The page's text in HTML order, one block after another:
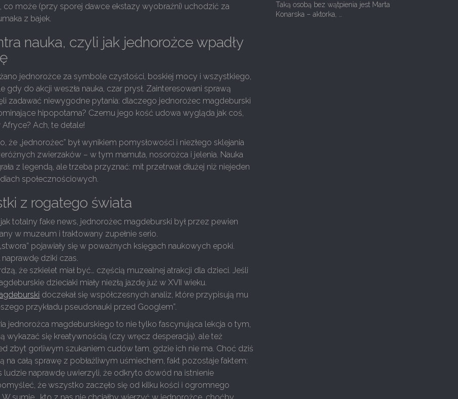
co może (przy sporej dawce ekstazy wyobraźni) uchodzić za
z bajek.
nauka, czyli jak jednorożce wpadły
jednorożce za symbole czystości, boskiej mocy i wszystkiego,
gdy do akcji weszła nauka, czar prysł. Zainteresowani sprawą
zadawać niewygodne pytania: dlaczego jednorożec magdeburski
hipopotama? Czemu jego kość udowa wygląda jak coś,
Ach, te detale!
że „jednorożec” był wynikiem pomysłowości i niezłego sklejania
zwierzaków – w tym mamuta, nosorożca i jelenia. Nauka
z legendą, ale trzeba przyznać: mit przetrwał dłużej niż niejeden
społecznościowych.
z rogatego świata
totalny fake news, jednorożec magdeburski był przez pewien
w muzeum i traktowany zupełnie serio.
pojawiały się w poważnych księgach naukowych epoki.
naprawdę dziki czas.
że szkielet miał być… częścią muzealnej atrakcji dla dzieci. Jeśli
dzieciaki miały niezłą jazdę już w XVII wieku.
doczekał się współczesnych analiz, które przypisują mu
przykładu pseudonauki przed Googlem”.
jednorożca magdeburskiego to nie tylko fascynująca lekcja o tym,
wykazać się kreatywnością (czy wręcz desperacją), ale też
zbyt gorliwym szukaniem cudów tam, gdzie ich nie ma. Choć dziś
na całą sprawę z pobłażliwym uśmiechem, fakt pozostaje faktem:
ludzie naprawdę uwierzyli, że odkryto dowód na istnienie
że wszystko zaczęło się od kilku kości i ogromnego
Taką osobą bez wątpienia jest Marta
Konarska – aktorka, …